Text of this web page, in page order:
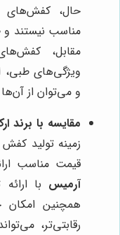
حال، کفش‌های
مناسب نیستند و
مقابل،
ویژگی‌های
و می‌توان از
مقایسه با برند
زمینه تولید
قیمت مناسب
آرمیس با
همچنین امکان
رقابتی‌تر،